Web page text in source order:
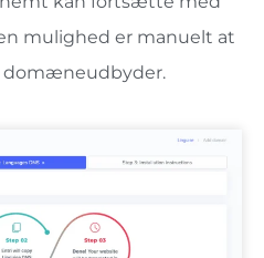
mulighed er manuelt at
domæneudbyder.